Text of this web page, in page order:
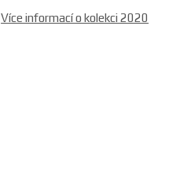
Více informací o kolekci 2020